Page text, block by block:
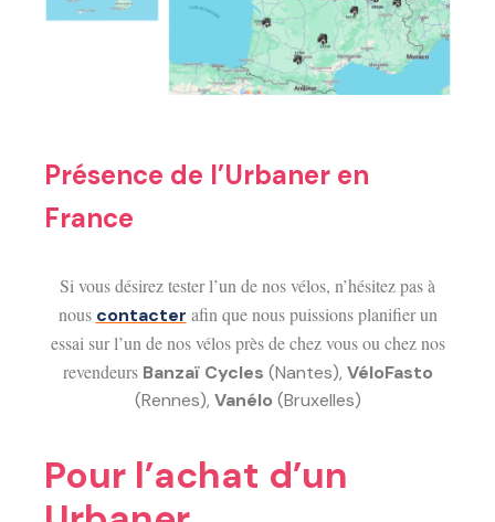
Présence de l’Urbaner en
France
Si vous désirez tester l’un de nos vélos, n’hésitez pas à
nous contacter afin que nous puissions planifier un
essai sur l’un de nos vélos près de chez vous ou chez nos
revendeurs Banzaï Cycles (Nantes), VéloFasto
(Rennes), Vanélo (Bruxelles)
Pour l’achat d’un